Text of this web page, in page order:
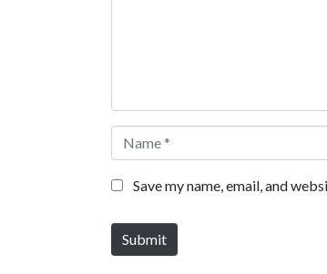
Name *
Save my name, email, and
Submit